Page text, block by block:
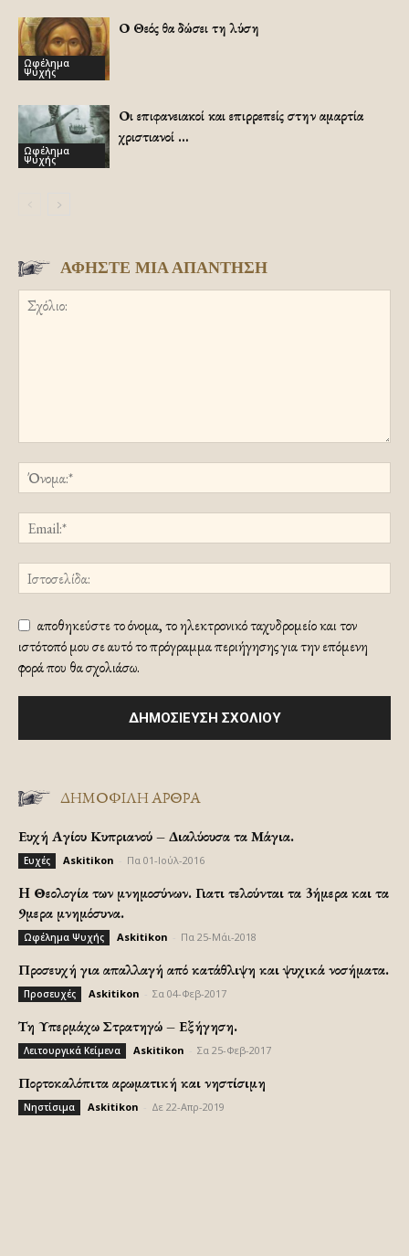
Ωφέλημα
Ψυχής
Ο Θεός θα δώσει τη λύση
Ωφέλημα
Ψυχής
Οι επιφανειακοί και επιρρεπείς στην αμαρτία
χριστιανοί …
ΑΦΗΣΤΕ ΜΙΑ ΑΠΑΝΤΗΣΗ
αποθηκεύστε το όνομα, το ηλεκτρονικό ταχυδρομείο και τον
ιστότοπό μου σε αυτό το πρόγραμμα περιήγησης για την επόμενη
φορά που θα σχολιάσω.
ΔΗΜΟΦΙΛΗ ΑΡΘΡΑ
Ευχή Αγίου Κυπριανού – Διαλύουσα τα Μάγια.
Ευχές Askitikon Πα 01-Ιούλ-2016
H Θεολογία των μνημοσύνων. Γιατι τελούνται τα 3ήμερα και τα
9μερα μνημόσυνα.
Ωφέλημα Ψυχής Askitikon Πα 25-Μάι-2018
Προσευχή για απαλλαγή από κατάθλιψη και ψυχικά νοσήματα.
Προσευχές Askitikon Σα 04-Φεβ-2017
Τη Υπερμάχω Στρατηγώ – Εξήγηση.
Λειτουργικά Κείμενα Askitikon Σα 25-Φεβ-2017
Πορτοκαλόπιτα αρωματική και νηστίσιμη
Νηστίσιμα Askitikon Δε 22-Απρ-2019